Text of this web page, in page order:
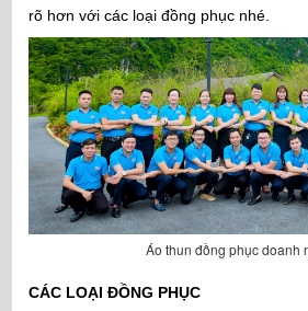
rõ hơn với các loại đồng phục nhé.
Áo thun đồng phục doanh
CÁC LOẠI ĐỒNG PHỤC